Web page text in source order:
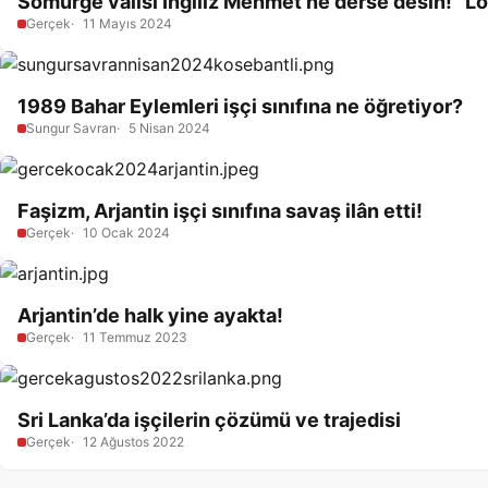
Gerçek 11 Mayıs 2024
1989 Bahar Eylemleri işçi sınıfına ne öğretiyor?
Sungur Savran 5 Nisan 2024
Faşizm, Arjantin işçi sınıfına savaş ilân etti!
Gerçek 10 Ocak 2024
Arjantin’de halk yine ayakta!
Gerçek 11 Temmuz 2023
Sri Lanka’da işçilerin çözümü ve trajedisi
Gerçek 12 Ağustos 2022